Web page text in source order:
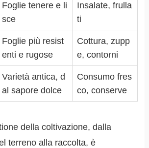
Foglie tenere e li
sce
Insalate, frulla
ti
Foglie più resist
enti e rugose
Cottura, zupp
e, contorni
Varietà antica, d
al sapore dolce
Consumo fres
co, conserve
della coltivazione, dalla
terreno alla raccolta, è